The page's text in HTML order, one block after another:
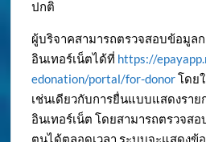
ปกติ
ผู้บริจาคสามารถตรวจสอบข้อมูล
อินเทอร์เน็ตได้ที่ https://
edonation/portal/for-donorโดย
เช่นเดียวกับการยื่นแบบแสดงราย
อินเทอร์เน็ต โดยสามารถตรวจส
ตนได้ตลอดเวลา ระบบจะแสดงข้